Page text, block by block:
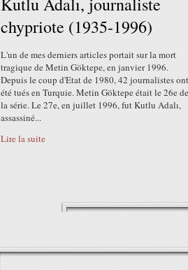
chypriote (1935-1996)
L'un de mes derniers articles portait sur la mort
tragique de Metin Göktepe, en janvier 1996.
Depuis le coup d'Etat de 1980, 42 journalistes ont
été tués en Turquie. Metin Göktepe était le 26e de
la série. Le 27e, en juillet 1996, fut Kutlu Adalı,
assassiné...
Lire la suite